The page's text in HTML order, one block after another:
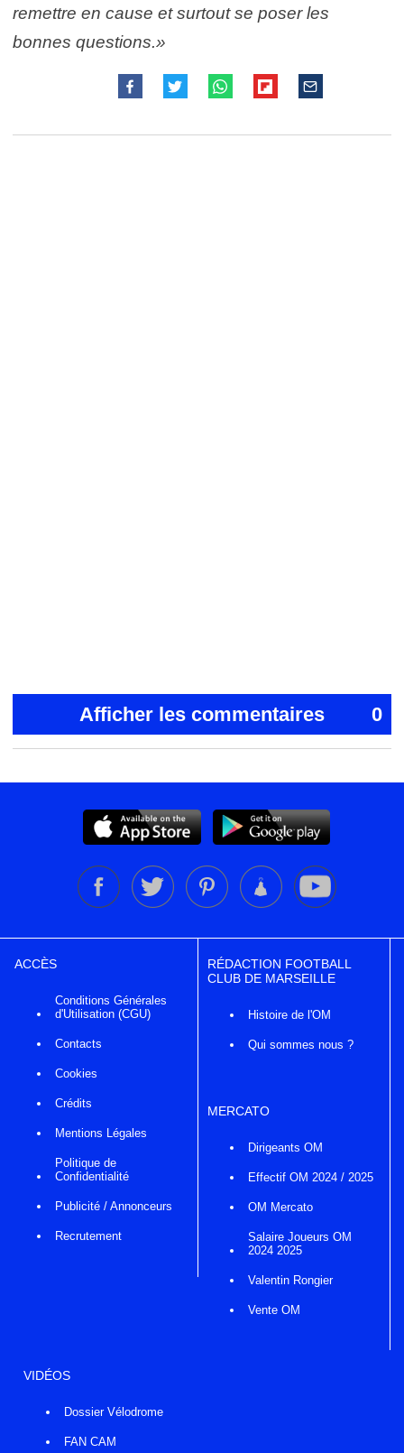
remettre en cause et surtout se poser les
bonnes questions.»
Afficher les commentaires 0
ACCÈS
Conditions Générales
d'Utilisation (CGU)
Contacts
Cookies
Crédits
Mentions Légales
Politique de
Confidentialité
Publicité / Annonceurs
Recrutement
RÉDACTION FOOTBALL
CLUB DE MARSEILLE
Histoire de l'OM
Qui sommes nous ?
MERCATO
Dirigeants OM
Effectif OM 2024 / 2025
OM Mercato
Salaire Joueurs OM
2024 2025
Valentin Rongier
Vente OM
VIDÉOS
Dossier Vélodrome
FAN CAM